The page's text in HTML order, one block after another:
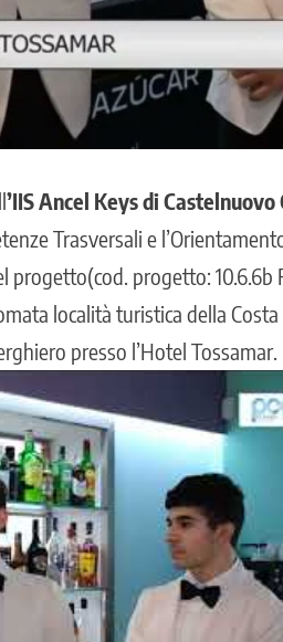
’IIS Ancel Keys di
Trasversali e
progetto(cod. progetto: 10.6.6b
località turistica della
presso l’Hotel Tossamar.